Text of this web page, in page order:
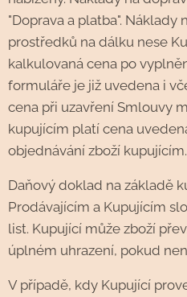
"Doprava a platba".
prostředků na dálku nese
kalkulovaná cena po
formuláře je již uvedena i
cena při uzavření Smlouvy
kupujícím platí cena
objednávání zboží kupujícím.
Daňový doklad na základě
Prodávajícím a Kupujícím
list. Kupující může zboží
úplném uhrazení, pokud
V případě, kdy Kupující